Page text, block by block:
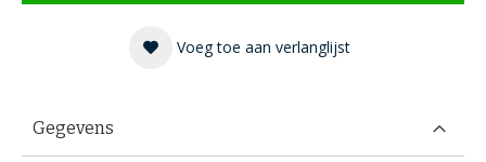
Voeg toe aan verlanglijst
Gegevens